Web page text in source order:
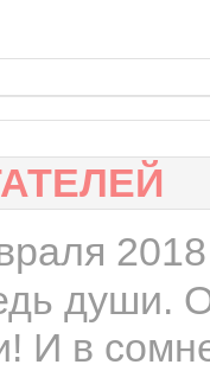
души.
И в